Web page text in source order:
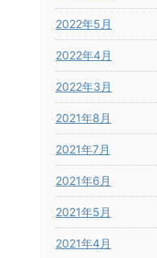
2022年5月
2022年4月
2022年3月
2021年8月
2021年7月
2021年6月
2021年5月
2021年4月